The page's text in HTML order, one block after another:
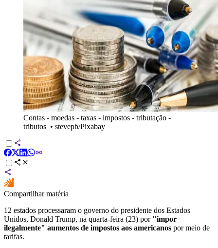
Contas - moedas - taxas - impostos - tributação -
tributos • stevepb/Pixabay
Compartilhar matéria
12 estados processaram o governo do presidente dos Estados
Unidos, Donald Trump, na quarta-feira (23) por "impor
ilegalmente" aumentos de impostos aos americanos por meio de
tarifas.